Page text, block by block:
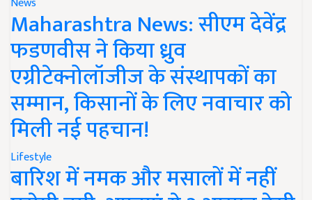
Maharashtra News: सीएम देवेंद्र
फडणवीस ने किया ध्रुव
एग्रीटेक्नोलॉजीज के संस्थापकों का
सम्मान, किसानों के लिए नवाचार को
मिली नई पहचान!
Lifestyle
बारिश में नमक और मसालों में नहीं